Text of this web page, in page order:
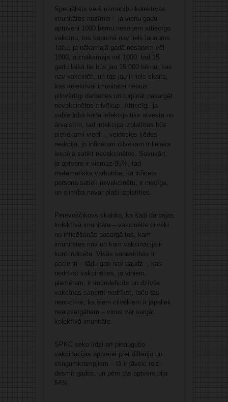
Speciālists vērš uzmanību kolektīvās
imunitātes nozīmei – ja vienu gadu
aptuveni 1000 bērnu nesaņem attiecīgo
vakcīnu, tas kopumā nav liels ļaunums.
Taču, ja nākamajā gadā nesaņem vēl
1000, aiznākamajā vēl 1000, tad 15
gadu laikā tie būs jau 15 000 bērnu, kas
nav vakcinēti, un tas jau ir liels skaits,
kas kolektīvai imunitātei neļaus
pilnvērtīgi darboties un turpināt pasargāt
nevakcinētos cilvēkus. Attiecīgi, ja
sabiedrībā kāda infekcija tiks atvesta no
ārvalstīm, tad infekcijai izplatīties būs
pietiekami viegli – veidosies ķēdes
reakcija, jo inficētam cilvēkam ir lielāka
iespēja satikt nevakcinētos. Savukārt,
ja aptvere ir vismaz 95%, tad
matemātiskā varbūtība, ka inficēta
persona satiek nevakcinētu, ir niecīga,
un slimība nevar plaši izplatīties.
Perevoščikovs skaidro, ka šādi darbojas
kolektīvā imunitāte – vakcinētie cilvēki
no inficēšanās pasargā tos, kam
imunitātes nav un kam vakcinācija ir
kontrindicēta. Visās sabiedrībās ir
pacienti – tādu gan nav daudz -, kas
nedrīkst vakcinēties, jo viņiem,
piemēram, ir imūndeficīts un dzīvās
vakcīnas saņemt nedrīkst, taču tas
nenozīmē, ka šiem cilvēkiem ir jāpaliek
neaizsargātiem – viņus var sargāt
kolektīvā imunitāte.
SPKC seko līdzi arī pieaugušo
vakcinācijas aptverei pret difteriju un
stingumkrampjiem – tā ir jāveic reizi
desmit gados, un pērn tās aptvere bija
54%.